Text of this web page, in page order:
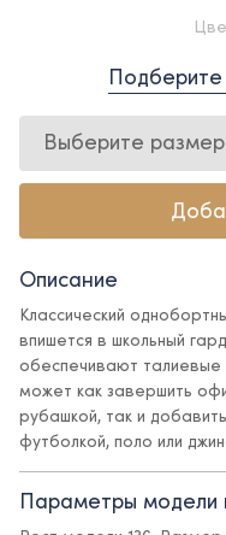
Выберите размер
Описание
Классический
впишется в школьный
обеспечивают талиевые
может как завершить
рубашкой, так и
футболкой, поло или
- на подкладке из
Параметры модели